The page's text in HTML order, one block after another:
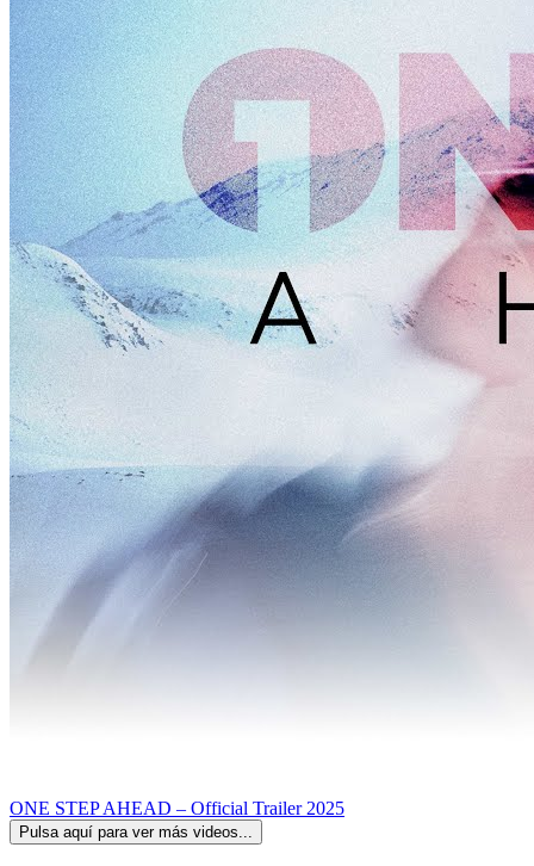
ONE STEP AHEAD – Official Trailer 2025
Pulsa aquí para ver más videos...